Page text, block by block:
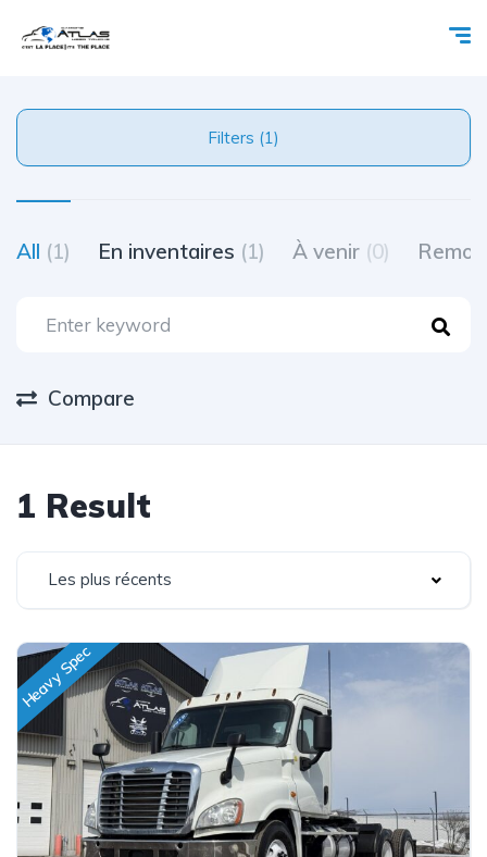
Filters (1)
All (1) En inventaires (1) À venir (0)
Compare
1 Result
Les plus récents
Heavy Spec